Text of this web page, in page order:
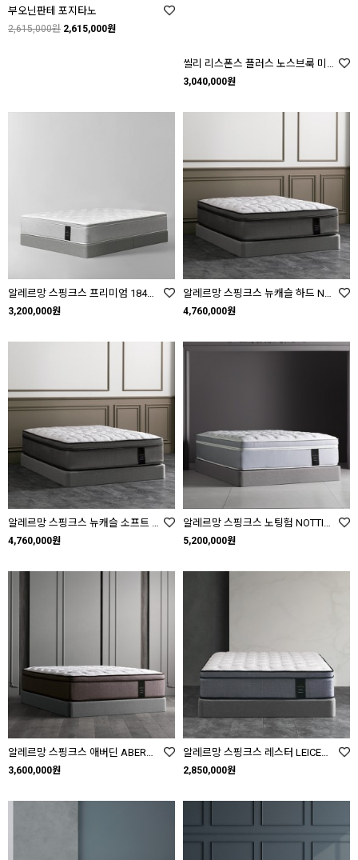
부오닌판테 포지타노
2,615,000원 2,615,000원
씰리 리스폰스 플러스 노스브룩 미디엄 필로우탑 (SEALY Northbrook Medium Pillow Top)
3,040,000원
알레르망 스핑크스 프리미엄 1840 Premium 1840 SS Q K
3,200,000원
알레르망 스핑크스 뉴캐슬 하드 NEWCASTLE HARD SS Q K LK
4,760,000원
알레르망 스핑크스 뉴캐슬 소프트 NEWCASTLE SOFT SS Q K LK
4,760,000원
알레르망 스핑크스 노팅험 NOTTINGHAM SS Q K LK
5,200,000원
알레르망 스핑크스 애버딘 ABERDEEN SS Q K LK
3,600,000원
알레르망 스핑크스 레스터 LEICESTER SS Q K LK
2,850,000원